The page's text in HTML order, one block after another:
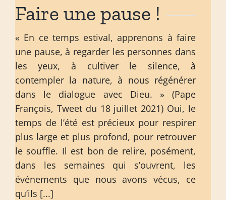
Faire une pause !
« En ce temps estival, apprenons à faire
une pause, à regarder les personnes dans
les yeux, à cultiver le silence, à
contempler la nature, à nous régénérer
dans le dialogue avec Dieu. » (Pape
François, Tweet du 18 juillet 2021) Oui, le
temps de l’été est précieux pour respirer
plus large et plus profond, pour retrouver
le souffle. Il est bon de relire, posément,
dans les semaines qui s’ouvrent, les
événements que nous avons vécus, ce
qu’ils [...]